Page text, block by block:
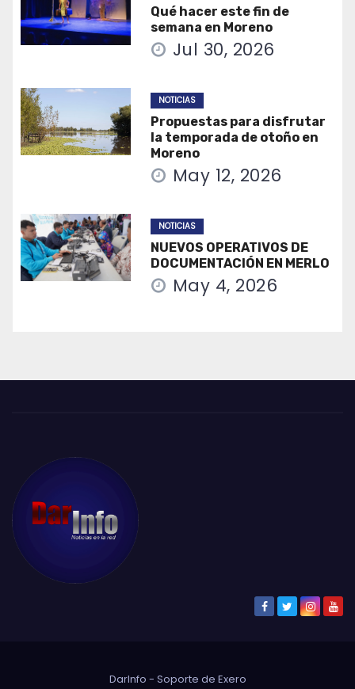
Qué hacer este fin de
semana en Moreno
Jul 30, 2026
NOTICIAS
Propuestas para disfrutar
la temporada de otoño en
Moreno
May 12, 2026
NOTICIAS
NUEVOS OPERATIVOS DE
DOCUMENTACIÓN EN MERLO
May 4, 2026
DarInfo - Soporte de Exero